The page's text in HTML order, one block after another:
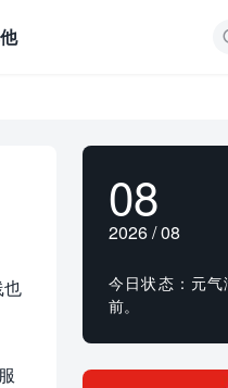
也
08
2026 / 08
今日状态：元
前。